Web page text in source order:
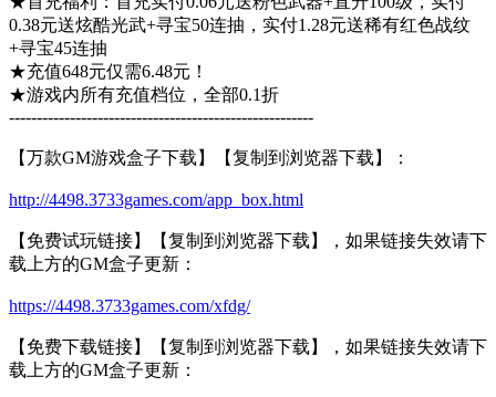
0.38元送炫酷光武+寻宝50连抽，实付1.28元送稀有红色战纹
+寻宝45连抽
★充值648元仅需6.48元！
★游戏内所有充值档位，全部0.1折
-------------------------------------------------------
【万款GM游戏盒子下载】【复制到浏览器下载】：
http://4498.3733games.com/app_box.html
【免费试玩链接】【复制到浏览器下载】，如果链接失效请下
载上方的GM盒子更新：
https://4498.3733games.com/xfdg/
【免费下载链接】【复制到浏览器下载】，如果链接失效请下
载上方的GM盒子更新：